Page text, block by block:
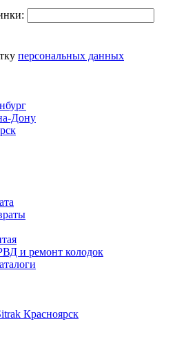
персональных данных
Дону
и ремонт колодок
Красноярск